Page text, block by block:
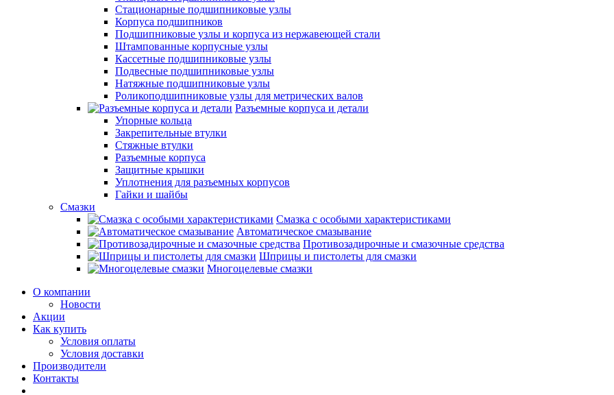
Стационарные подшипниковые узлы
Корпуса подшипников
Подшипниковые узлы и корпуса из нержавеющей стали
Штампованные корпусные узлы
Кассетные подшипниковые узлы
Подвесные подшипниковые узлы
Натяжные подшипниковые узлы
Роликоподшипниковые узлы для метрических валов
Разъемные корпуса и детали
Упорные кольца
Закрепительные втулки
Стяжные втулки
Разъемные корпуса
Защитные крышки
Уплотнения для разъемных корпусов
Гайки и шайбы
Смазки
Смазка с особыми характеристиками
Автоматическое смазывание
Противозадирочные и смазочные средства
Шприцы и пистолеты для смазки
Многоцелевые смазки
О компании
Новости
Акции
Как купить
Условия оплаты
Условия доставки
Производители
Контакты